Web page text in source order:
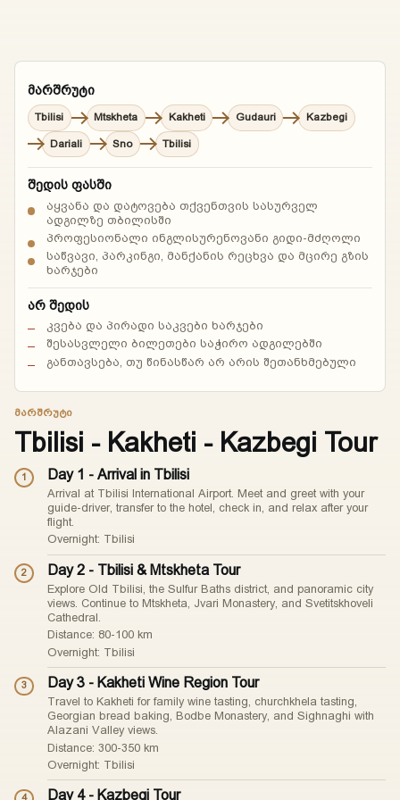
მარშრუტი
Tbilisi Mtskheta Kakheti Gudauri Kazbegi
Dariali Sno Tbilisi
შედის ფასში
აყვანა და დატოვება თქვენთვის სასურველ
ადგილზე თბილისში
პროფესიონალი ინგლისურენოვანი გიდი-მძღოლი
საწვავი, პარკინგი, მანქანის რეცხვა და მცირე გზის
ხარჯები
არ შედის
კვება და პირადი საკვები ხარჯები
შესასვლელი ბილეთები საჭირო ადგილებში
განთავსება, თუ წინასწარ არ არის შეთანხმებული
ᲛᲐᲠᲨᲠᲣᲢᲘ
Tbilisi - Kakheti - Kazbegi Tour
1 Day 1 - Arrival in Tbilisi
Arrival at Tbilisi International Airport. Meet and greet with your
guide-driver, transfer to the hotel, check in, and relax after your
flight.
Overnight: Tbilisi
2 Day 2 - Tbilisi & Mtskheta Tour
Explore Old Tbilisi, the Sulfur Baths district, and panoramic city
views. Continue to Mtskheta, Jvari Monastery, and Svetitskhoveli
Cathedral.
Distance: 80-100 km
Overnight: Tbilisi
3 Day 3 - Kakheti Wine Region Tour
Travel to Kakheti for family wine tasting, churchkhela tasting,
Georgian bread baking, Bodbe Monastery, and Sighnaghi with
Alazani Valley views.
Distance: 300-350 km
Overnight: Tbilisi
Day 4 - Kazbegi Tour